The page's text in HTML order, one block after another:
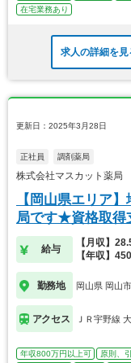
在宅業務あり
求人の詳細を見
更新日：2025年3月28日
正社員 調剤薬局
株式会社マスカット薬局
【岡山県エリア
局です★資格取得
給与
【月収】
【年収】
勤務地 岡山県 岡山
アクセス ＪＲ宇野線
年収800万円以上可 原則、